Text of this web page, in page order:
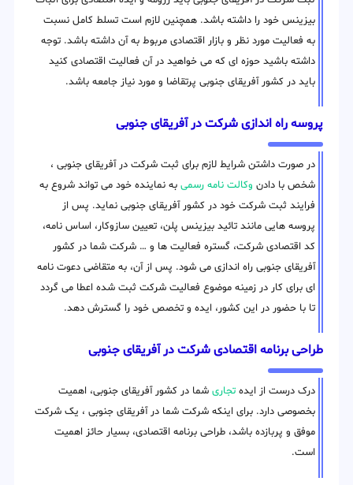
بیزینس خود را داشته باشد. همچنین لازم است تسلط کامل نسبت
به فعالیت مورد نظر و بازار اقتصادی مربوط به آن داشته باشد. توجه
داشته باشید حوزه ای که می خواهید در آن فعالیت اقتصادی کنید
باید در کشور آفریقای جنوبی پرتقاضا و مورد نیاز جامعه باشد.
پروسه راه اندازی شرکت در آفریقای جنوبی
در صورت داشتن شرایط لازم برای ثبت شرکت در آفریقای جنوبی ،
شخص با دادن وکالت نامه رسمی به نماینده خود می تواند شروع به
فرایند ثبت شرکت خود در کشور آفریقای جنوبی نماید. پس از
پروسه هایی مانند تائید بیزینس پلن، تعیین سازوکار، اساس نامه،
کد اقتصادی شرکت، گستره فعالیت ها و … شرکت شما در کشور
آفریقای جنوبی راه اندازی می شود. پس از آن، به متقاضی دعوت نامه
ای برای کار در زمینه موضوع فعالیت شرکت ثبت شده اعطا می گردد
تا با حضور در این کشور، ایده و تخصص خود را گسترش دهد.
طراحی برنامه اقتصادی شرکت در آفریقای جنوبی
درک درست از ایده تجاری شما در کشور آفریقای جنوبی، اهمیت
بخصوصی دارد. برای اینکه شرکت شما در آفریقای جنوبی ، یک شرکت
موفق و پربازده باشد، طراحی برنامه اقتصادی، بسیار حائز اهمیت
است.